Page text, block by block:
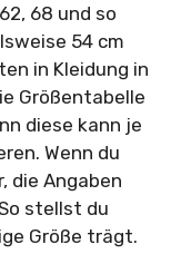
68 und so
54 cm
in Kleidung in
Größentabelle
diese kann je
Wenn du
die Angaben
stellst du
Größe trägt.